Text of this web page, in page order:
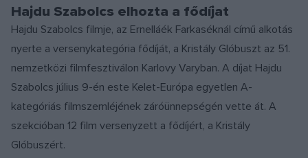
Hajdu Szabolcs elhozta a fődíjat
Hajdu Szabolcs filmje, az Ernelláék Farkaséknál című alkotás
nyerte a versenykategória fődíját, a Kristály Glóbuszt az 51.
nemzetközi filmfesztiválon Karlovy Varyban. A díjat Hajdu
Szabolcs július 9-én este Kelet-Európa egyetlen A-
kategóriás filmszemléjének záróünnepségén vette át. A
szekcióban 12 film versenyzett a fődíjért, a Kristály
Glóbuszért.